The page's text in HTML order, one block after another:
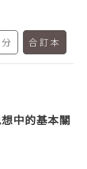
合訂本
中的基本關